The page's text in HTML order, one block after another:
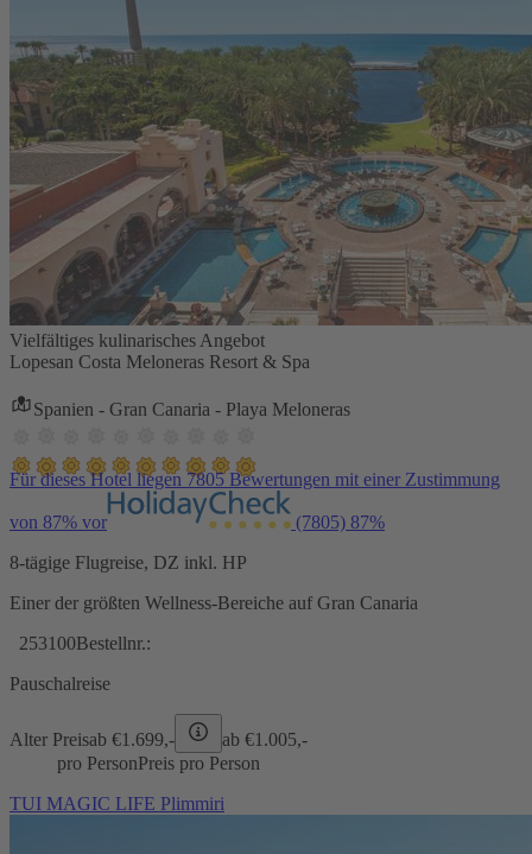
Vielfältiges kulinarisches Angebot
Lopesan Costa Meloneras Resort & Spa
Spanien - Gran Canaria - Playa Meloneras
Für dieses Hotel liegen 7805 Bewertungen mit einer Zustimmung
von 87% vor (7805) 87%
8-tägige Flugreise, DZ inkl. HP
Einer der größten Wellness-Bereiche auf Gran Canaria
253100Bestellnr.:
Pauschalreise
Alter Preisab €1.699,- ab €1.005,-
pro PersonPreis pro Person
TUI MAGIC LIFE Plimmiri